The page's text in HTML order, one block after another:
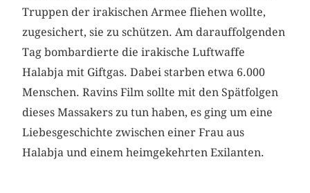
Truppen der irakischen Armee fliehen wollte,
zugesichert, sie zu schützen. Am darauffolgenden
Tag bombardierte die irakische Luftwaffe
Halabja mit Giftgas. Dabei starben etwa 6.000
Menschen. Ravins Film sollte mit den Spätfolgen
dieses Massakers zu tun haben, es ging um eine
Liebesgeschichte zwischen einer Frau aus
Halabja und einem heimgekehrten Exilanten.